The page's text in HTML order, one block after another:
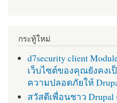
กระทู้ใหม่
d7security client
เว็บไซต์ของคุณยังคงเ
ความปลอดภัยให้
สวัสดีเพื่อนชาว Drupal